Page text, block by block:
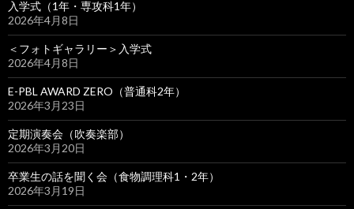
入学式（1年・専攻科1年）
2026年4月8日
＜フォトギャラリー＞入学式
2026年4月8日
E-PBL AWARD ZERO（普通科2年）
2026年3月23日
定期演奏会（吹奏楽部）
2026年3月20日
卒業生の話を聞く会（食物調理科1・2年）
2026年3月19日